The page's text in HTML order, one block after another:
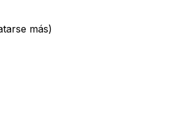
más)